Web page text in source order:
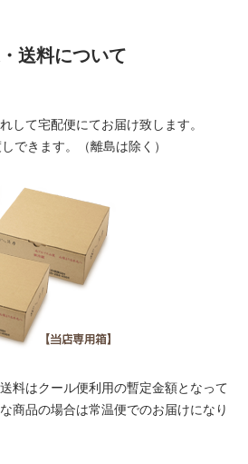
送料について
して宅配便にてお届け致します。
できます。（離島は除く）
料はクール便利用の暫定金額となって
商品の場合は常温便でのお届けになり